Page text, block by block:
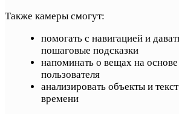
Также камеры смогут:
помогать с навигацией и
пошаговые подсказки
напоминать о вещах на
пользователя
анализировать объекты и
времени